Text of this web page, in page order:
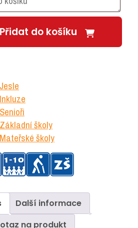
Přidat do košíku
školy
školy
Další informace
na produkt